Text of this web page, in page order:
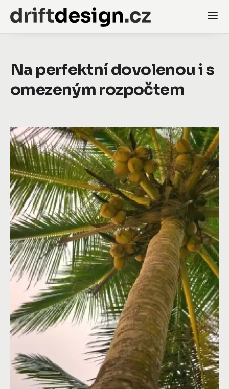
Na perfektní dovolenou i s
omezeným rozpočtem